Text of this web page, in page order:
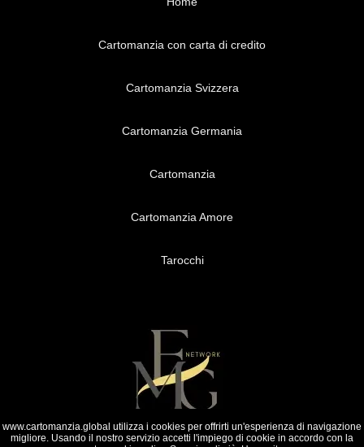
Cartomanzia con carta di credito
Cartomanzia Svizzera
Cartomanzia Germania
Cartomanzia
Cartomanzia Amore
Tarocchi
© 2025 F.M.G. Tutti i diritti riservati.
www.cartomanzia.global utilizza i cookies per offrirti un'esperienza di navigazione
migliore. Usando il nostro servizio accetti l'impiego di cookie in accordo con la